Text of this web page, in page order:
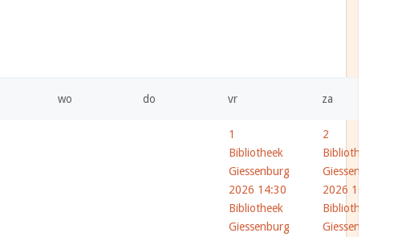
wo do vr za
1
Bibliotheek
Giessenburg
2026 14:30
Bibliotheek
Giessenburg
2
Bibliotheek
Giessenburg
2026 10:00
Bibliotheek
Giessenburg